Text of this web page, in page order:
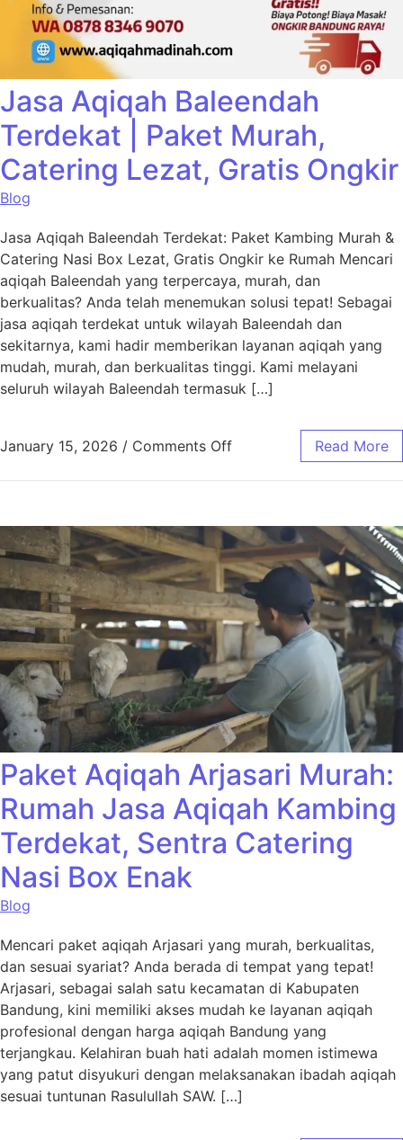
Jasa Aqiqah Baleendah
Terdekat | Paket Murah,
Catering Lezat, Gratis Ongkir
Blog
Jasa Aqiqah Baleendah Terdekat: Paket Kambing Murah &
Catering Nasi Box Lezat, Gratis Ongkir ke Rumah Mencari
aqiqah Baleendah yang terpercaya, murah, dan
berkualitas? Anda telah menemukan solusi tepat! Sebagai
jasa aqiqah terdekat untuk wilayah Baleendah dan
sekitarnya, kami hadir memberikan layanan aqiqah yang
mudah, murah, dan berkualitas tinggi. Kami melayani
seluruh wilayah Baleendah termasuk […]
January 15, 2026 / Comments Off Read More
Paket Aqiqah Arjasari Murah:
Rumah Jasa Aqiqah Kambing
Terdekat, Sentra Catering
Nasi Box Enak
Blog
Mencari paket aqiqah Arjasari yang murah, berkualitas,
dan sesuai syariat? Anda berada di tempat yang tepat!
Arjasari, sebagai salah satu kecamatan di Kabupaten
Bandung, kini memiliki akses mudah ke layanan aqiqah
profesional dengan harga aqiqah Bandung yang
terjangkau. Kelahiran buah hati adalah momen istimewa
yang patut disyukuri dengan melaksanakan ibadah aqiqah
sesuai tuntunan Rasulullah SAW. […]